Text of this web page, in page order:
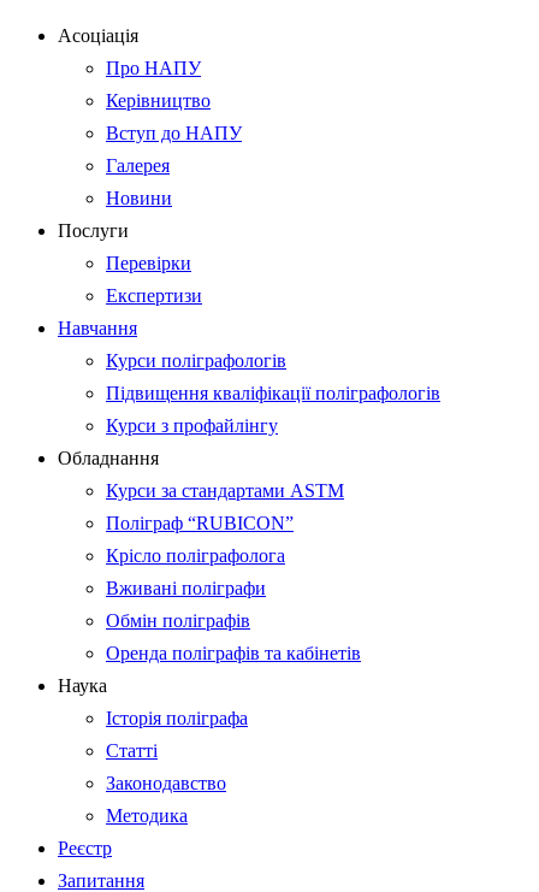
Асоціація
Про НАПУ
Керівництво
Вступ до НАПУ
Галерея
Новини
Послуги
Перевірки
Експертизи
Навчання
Курси поліграфологів
Підвищення кваліфікації поліграфологів
Курси з профайлінгу
Обладнання
Курси за стандартами ASTM
Поліграф “RUBICON”
Крісло поліграфолога
Вживані поліграфи
Обмін поліграфів
Оренда поліграфів та кабінетів
Наука
Історія поліграфа
Статті
Законодавство
Методика
Реєстр
Запитання